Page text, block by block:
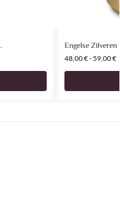
Engelse Zilveren
48,00€- 59,00€